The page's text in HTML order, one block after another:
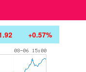
+0.57%